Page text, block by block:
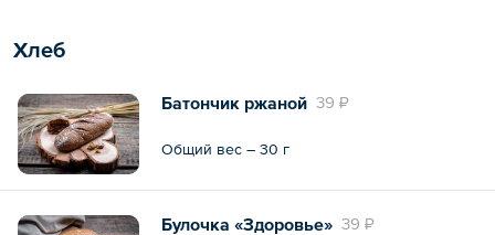
Хлеб
39 ₽
Батончик ржаной
Общий вес – 30 г
39 ₽
Булочка «Здоровье»